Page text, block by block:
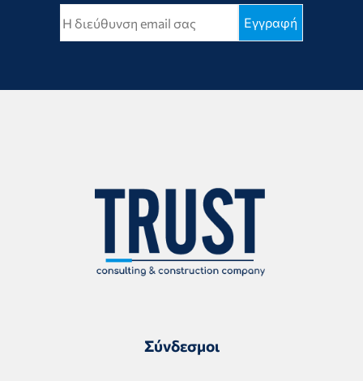
Σύνδεσμοι